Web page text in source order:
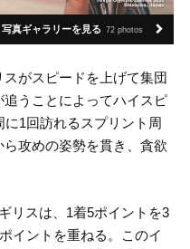
写真ギャラリーを見る 72 photos
がスピードを上げて集団
うことによってハイスピ
1回訪れるスプリント周
攻めの姿勢を貫き、貪欲
リスは、1着5ポイントを3
イントを重ねる。このイ